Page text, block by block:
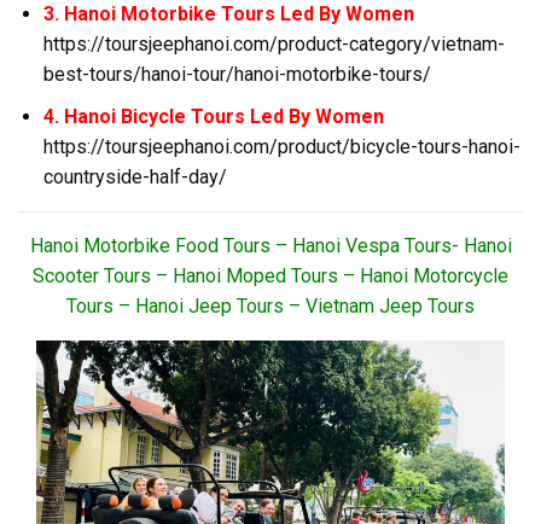
3. Hanoi Motorbike Tours Led By Women
https://toursjeephanoi.com/product-category/vietnam-
best-tours/hanoi-tour/hanoi-motorbike-tours/
4. Hanoi Bicycle Tours Led By Women
https://toursjeephanoi.com/product/bicycle-tours-hanoi-
countryside-half-day/
Hanoi Motorbike Food Tours – Hanoi Vespa Tours- Hanoi
Scooter Tours – Hanoi Moped Tours – Hanoi Motorcycle
Tours – Hanoi Jeep Tours – Vietnam Jeep Tours